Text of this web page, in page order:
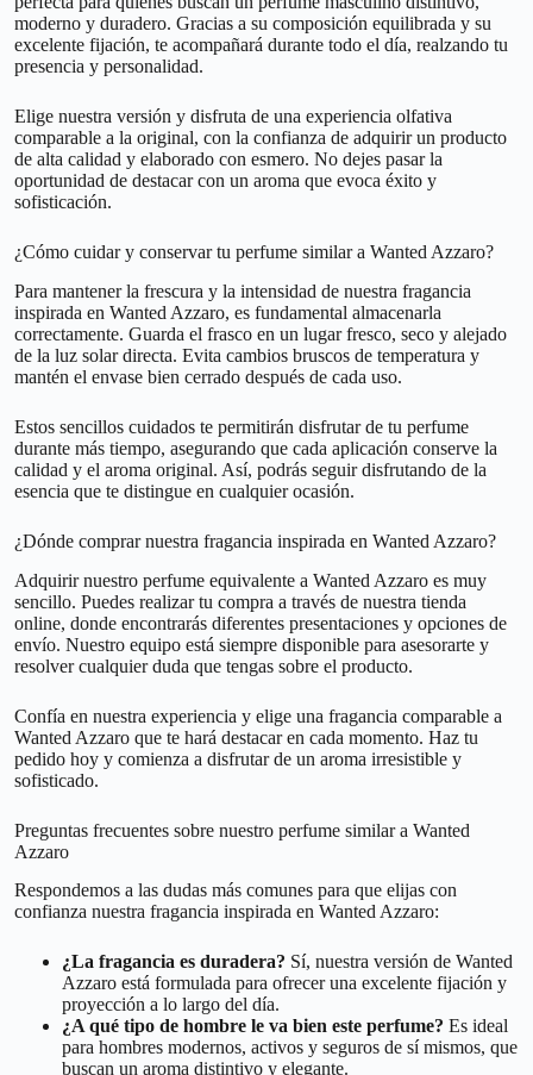
moderno y duradero. Gracias a su composición equilibrada y su
excelente fijación, te acompañará durante todo el día, realzando tu
presencia y personalidad.
Elige nuestra versión y disfruta de una experiencia olfativa
comparable a la original, con la confianza de adquirir un producto
de alta calidad y elaborado con esmero. No dejes pasar la
oportunidad de destacar con un aroma que evoca éxito y
sofisticación.
¿Cómo cuidar y conservar tu perfume similar a Wanted Azzaro?
Para mantener la frescura y la intensidad de nuestra fragancia
inspirada en Wanted Azzaro, es fundamental almacenarla
correctamente. Guarda el frasco en un lugar fresco, seco y alejado
de la luz solar directa. Evita cambios bruscos de temperatura y
mantén el envase bien cerrado después de cada uso.
Estos sencillos cuidados te permitirán disfrutar de tu perfume
durante más tiempo, asegurando que cada aplicación conserve la
calidad y el aroma original. Así, podrás seguir disfrutando de la
esencia que te distingue en cualquier ocasión.
¿Dónde comprar nuestra fragancia inspirada en Wanted Azzaro?
Adquirir nuestro perfume equivalente a Wanted Azzaro es muy
sencillo. Puedes realizar tu compra a través de nuestra tienda
online, donde encontrarás diferentes presentaciones y opciones de
envío. Nuestro equipo está siempre disponible para asesorarte y
resolver cualquier duda que tengas sobre el producto.
Confía en nuestra experiencia y elige una fragancia comparable a
Wanted Azzaro que te hará destacar en cada momento. Haz tu
pedido hoy y comienza a disfrutar de un aroma irresistible y
sofisticado.
Preguntas frecuentes sobre nuestro perfume similar a Wanted
Azzaro
Respondemos a las dudas más comunes para que elijas con
confianza nuestra fragancia inspirada en Wanted Azzaro:
¿La fragancia es duradera? Sí, nuestra versión de Wanted
Azzaro está formulada para ofrecer una excelente fijación y
proyección a lo largo del día.
¿A qué tipo de hombre le va bien este perfume? Es ideal
para hombres modernos, activos y seguros de sí mismos, que
buscan un aroma distintivo y elegante.